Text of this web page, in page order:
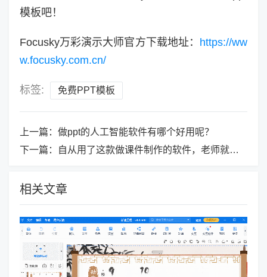
模板吧！
Focusky万彩演示大师官方下载地址： https://ww
w.focusky.com.cn/
标签: 免费PPT模板
上一篇： 做ppt的人工智能软件有哪个好用呢？
下一篇：
自从用了这款做课件制作的软件，老师就被它牢牢圈粉了！
相关文章